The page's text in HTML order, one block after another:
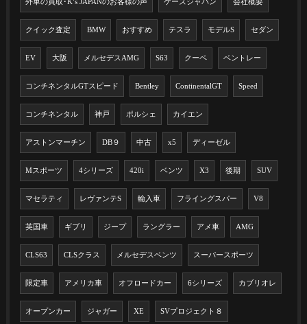
外車の買取･K’s JAPANのお客様の声 ケーズジャパン 会社概要
クイック査定 BMW おすすめ テスラ モデルS セダン
EV 大阪 メルセデスAMG S63 クーペ ベントレー
コンチネンタルGTスピード Bentley ContinentalGT Speed
コンチネンタル 神戸 ポルシェ カイエン
アストンマーチン DB９ 中古 x5 ディーゼル
Mスポーツ 4シリーズ 420i ベンツ X3 後期 SUV
マセラティ レヴァンテS 輸入車 フライングスパー V8
英国車 ギブリ ジープ ラングラー アメ車 AMG
CLS63 CLSクラス メルセデスベンツ スーパースポーツ
限定車 アメリカ車 オフロードカー 6シリーズ カブリオレ
オープンカー ジャガー XE SVプロジェクト８